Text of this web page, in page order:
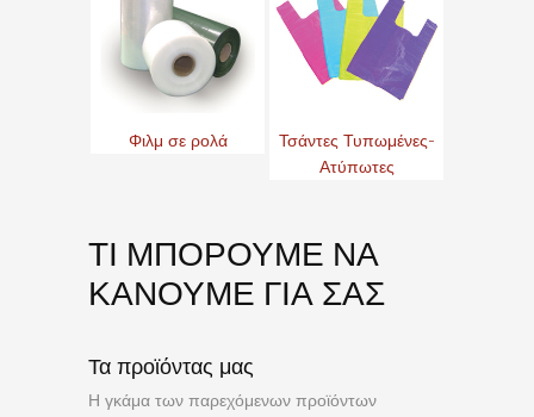
Φιλμ σε ρολά
Τσάντες Τυπωμένες-
Ατύπωτες
ΤΙ ΜΠΟΡΟΥΜΕ ΝΑ
ΚΑΝΟΥΜΕ ΓΙΑ ΣΑΣ
Τα προϊόντας μας
Η γκάμα των παρεχόμενων προϊόντων